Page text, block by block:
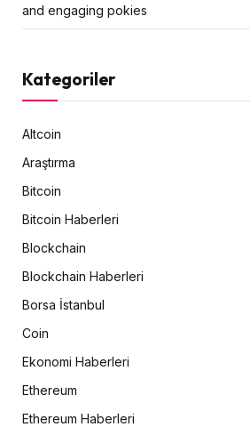
and engaging pokies
Kategoriler
Altcoin
Araştırma
Bitcoin
Bitcoin Haberleri
Blockchain
Blockchain Haberleri
Borsa İstanbul
Coin
Ekonomi Haberleri
Ethereum
Ethereum Haberleri